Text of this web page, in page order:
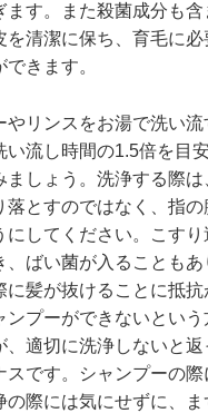
ます。また殺菌成分も含
を清潔に保ち、育毛に必
きます。
やリンスをお湯で洗い流
い流し時間の1.5倍を目
ましょう。洗浄する際
落とすのではなく、指
にしてください。こすり
ばい菌が入ることもあ
に髪が抜けることに抵抗
ンプーができないという
、適切に洗浄しないと返
スです。シャンプーの際
の際には気にせずに、ま